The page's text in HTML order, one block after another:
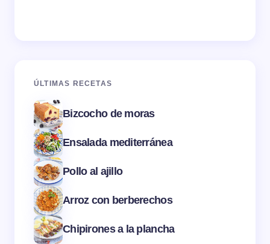
ÚLTIMAS RECETAS
Bizcocho de moras
Ensalada mediterránea
Pollo al ajillo
Arroz con berberechos
Chipirones a la plancha